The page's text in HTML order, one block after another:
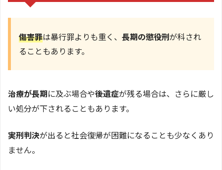
傷害罪は暴行罪よりも重く、 長期の懲役刑が科され
ることもあります。
治療が長期に及ぶ場合や後遺症が残る場合は、さらに厳し
い処分が下されることもあります。
実刑判決が出ると社会復帰が困難になることも少なくあり
ません。